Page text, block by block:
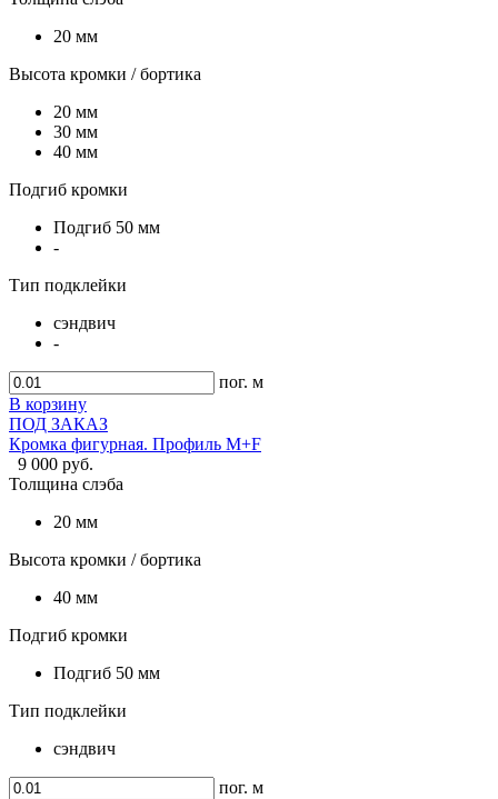
20 мм
Высота кромки / бортика
20 мм
30 мм
40 мм
Подгиб кромки
Подгиб 50 мм
-
Тип подклейки
сэндвич
-
пог. м
В корзину
ПОД ЗАКАЗ
Кромка фигурная. Профиль M+F
9 000 руб.
Толщина слэба
20 мм
Высота кромки / бортика
40 мм
Подгиб кромки
Подгиб 50 мм
Тип подклейки
сэндвич
пог. м